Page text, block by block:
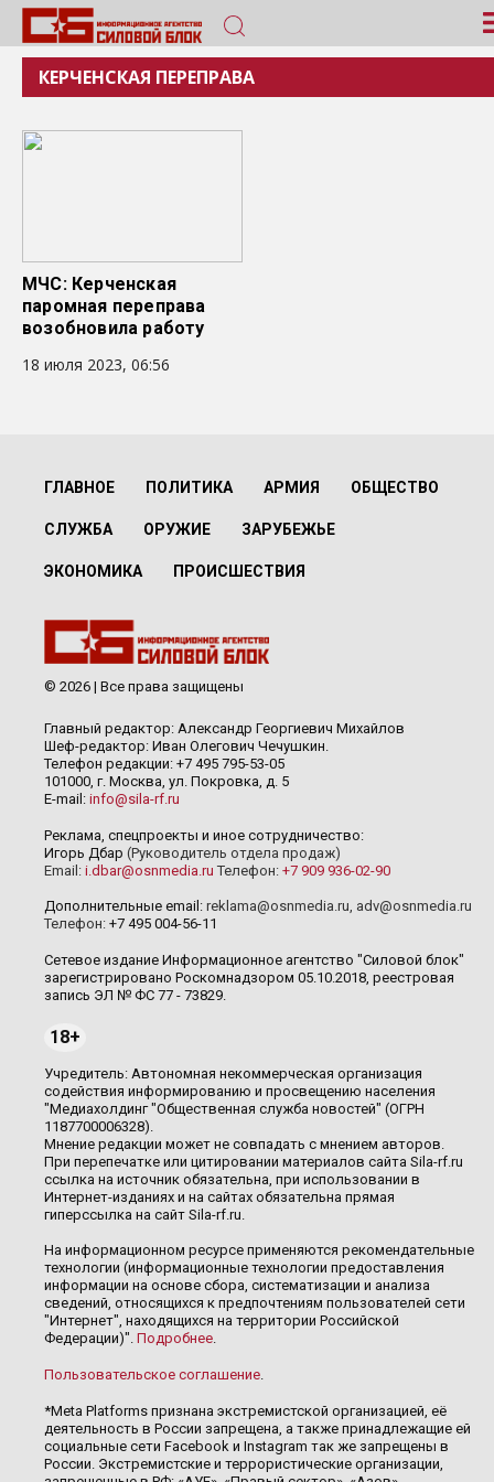
КЕРЧЕНСКАЯ ПЕРЕПРАВА
МЧС: Керченская
паромная переправа
возобновила работу
18 июля 2023, 06:56
ГЛАВНОЕ ПОЛИТИКА АРМИЯ ОБЩЕСТВО
СЛУЖБА ОРУЖИЕ ЗАРУБЕЖЬЕ
ЭКОНОМИКА ПРОИСШЕСТВИЯ
© 2026 | Все права защищены
Главный редактор: Александр Георгиевич Михайлов
Шеф-редактор: Иван Олегович Чечушкин.
Телефон редакции: +7 495 795-53-05
101000, г. Москва, ул. Покровка, д. 5
E-mail: info@sila-rf.ru
Реклама, спецпроекты и иное сотрудничество:
Игорь Дбар (Руководитель отдела продаж)
Email: i.dbar@osnmedia.ru Телефон: +7 909 936-02-90
Дополнительные email: reklama@osnmedia.ru, adv@osnmedia.ru
Телефон: +7 495 004-56-11
Сетевое издание Информационное агентство "Силовой блок"
зарегистрировано Роскомнадзором 05.10.2018, реестровая
запись ЭЛ № ФС 77 - 73829.
18+
Учредитель: Автономная некоммерческая организация
содействия информированию и просвещению населения
"Медиахолдинг "Общественная служба новостей" (ОГРН
1187700006328).
Мнение редакции может не совпадать с мнением авторов.
При перепечатке или цитировании материалов сайта Sila-rf.ru
ссылка на источник обязательна, при использовании в
Интернет-изданиях и на сайтах обязательна прямая
гиперссылка на сайт Sila-rf.ru.
На информационном ресурсе применяются рекомендательные
технологии (информационные технологии предоставления
информации на основе сбора, систематизации и анализа
сведений, относящихся к предпочтениям пользователей сети
"Интернет", находящихся на территории Российской
Федерации)". Подробнее.
Пользовательское соглашение.
*Meta Platforms признана экстремистской организацией, её
деятельность в России запрещена, а также принадлежащие ей
социальные сети Facebook и Instagram так же запрещены в
России. Экстремистские и террористические организации,